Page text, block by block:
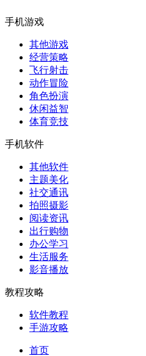
手机游戏
其他游戏
经营策略
飞行射击
动作冒险
角色扮演
休闲益智
体育竞技
手机软件
其他软件
主题美化
社交通讯
拍照摄影
阅读资讯
出行购物
办公学习
生活服务
影音播放
教程攻略
软件教程
手游攻略
首页